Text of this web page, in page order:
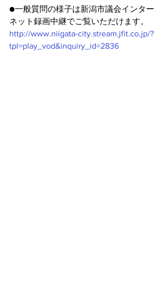
●一般質問の様子は新潟市議会インター
ネット録画中継でご覧いただけます。
http://www.niigata-city.stream.jfit.co.jp/?
tpl=play_vod&inquiry_id=2836